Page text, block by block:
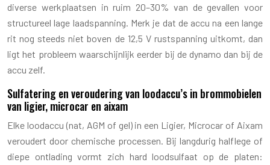
diverse werkplaatsen in ruim 20–30% van de gevallen voor
structureel lage laadspanning. Merk je dat de accu na een lange
rit nog steeds niet boven de 12,5 V rustspanning uitkomt, dan
ligt het probleem waarschijnlijk eerder bij de dynamo dan bij de
accu zelf.
Sulfatering en veroudering van loodaccu’s in brommobielen
van ligier, microcar en aixam
Elke loodaccu (nat, AGM of gel) in een Ligier, Microcar of Aixam
veroudert door chemische processen. Bij langdurig halflege of
diepe ontlading vormt zich hard lood­sulfaat op de platen: